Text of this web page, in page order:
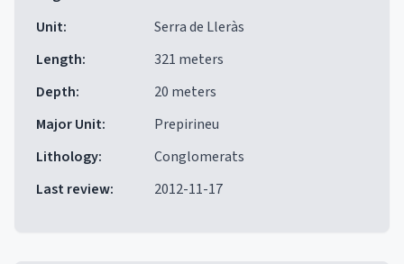
Unit:
Serra de Lleràs
Length:
321 meters
Depth:
20 meters
Major Unit:
Prepirineu
Lithology:
Conglomerats
Last review: 2012-11-17